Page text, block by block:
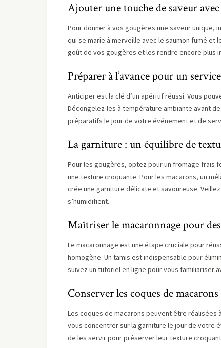
Ajouter une touche de saveur
Pour donner à vos gougères une saveur
qui se marie à merveille avec le saumon fumé et
goût de vos gougères et les rendre encore plus
Préparer à l’avance pour un
Anticiper est la clé d’un apéritif réussi. Vous
Décongelez-les à température ambiante avant
préparatifs le jour de votre événement et de
La garniture : un équilibre de
Pour les gougères, optez pour un fromage frais
une texture croquante. Pour les macarons, un
crée une garniture délicate et savoureuse.
s’humidifient.
Maîtriser le macaronnage pour
Le macaronnage est une étape cruciale pour
homogène. Un tamis est indispensable pour
suivez un tutoriel en ligne pour vous familiariser
Conserver les coques de macarons
Les coques de macarons peuvent être réalisées
vous concentrer sur la garniture le jour de votre
de les servir pour préserver leur texture